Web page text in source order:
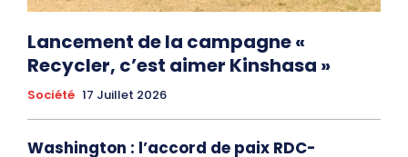
Lancement de la campagne «
Recycler, c’est aimer Kinshasa »
Société 17 Juillet 2026
Washington : l’accord de paix RDC-